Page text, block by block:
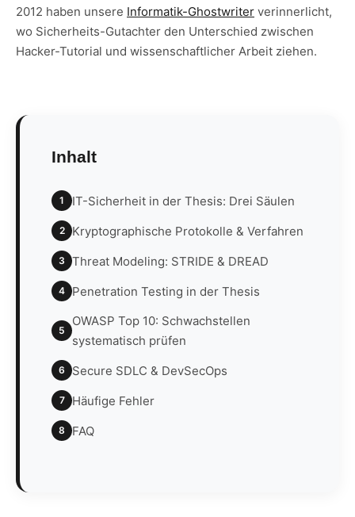
2012 haben unsere Informatik-Ghostwriter verinnerlicht,
wo Sicherheits-Gutachter den Unterschied zwischen
Hacker-Tutorial und wissenschaftlicher Arbeit ziehen.
Inhalt
1 IT-Sicherheit in der Thesis: Drei Säulen
2 Kryptographische Protokolle & Verfahren
3 Threat Modeling: STRIDE & DREAD
4 Penetration Testing in der Thesis
5
OWASP Top 10: Schwachstellen
systematisch prüfen
6 Secure SDLC & DevSecOps
7 Häufige Fehler
8 FAQ